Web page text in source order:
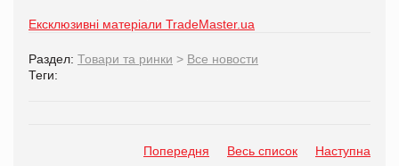
Ексклюзивні матеріали TradeMaster.ua
Раздел: Товари та ринки > Все новости
Теги:
Попередня Весь список Наступна